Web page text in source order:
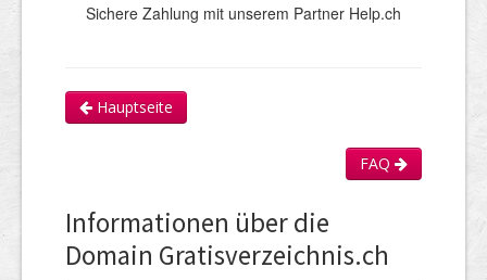
Sichere Zahlung mit unserem Partner Help.ch
Hauptseite
FAQ
Informationen über die
Domain Gratisverzeichnis.ch